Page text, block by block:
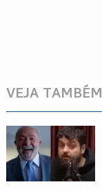
VEJA TAMBÉM